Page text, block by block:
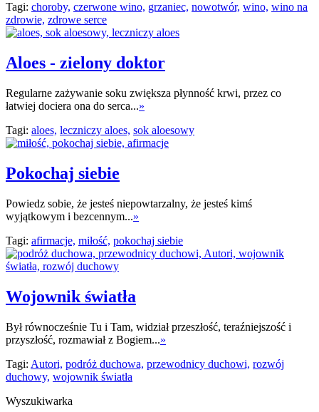
Tagi: choroby, czerwone wino, grzaniec, nowotwór, wino, wino na
zdrowie, zdrowe serce
Aloes - zielony doktor
Regularne zażywanie soku zwiększa płynność krwi, przez co
łatwiej dociera ona do serca...»
Tagi: aloes, leczniczy aloes, sok aloesowy
Pokochaj siebie
Powiedz sobie, że jesteś niepowtarzalny, że jesteś kimś
wyjątkowym i bezcennym...»
Tagi: afirmacje, miłość, pokochaj siebie
Wojownik światła
Był równocześnie Tu i Tam, widział przeszłość, teraźniejszość i
przyszłość, rozmawiał z Bogiem...»
Tagi: Autori, podróż duchowa, przewodnicy duchowi, rozwój
duchowy, wojownik światła
Wyszukiwarka